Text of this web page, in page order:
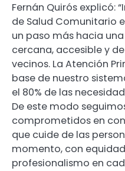
Fernán Quirós explicó:
de Salud Comunitario
un paso más hacia
cercana, accesible y
vecinos. La Atención
base de nuestro
el 80% de las
De este modo
comprometidos en
que cuide de las
momento, con
profesionalismo en